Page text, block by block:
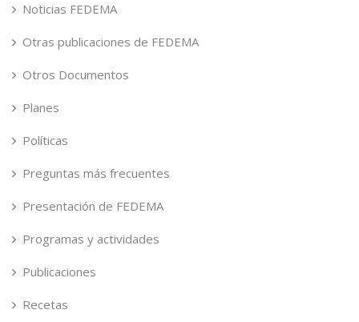
Noticias FEDEMA
Otras publicaciones de FEDEMA
Otros Documentos
Planes
Políticas
Preguntas más frecuentes
Presentación de FEDEMA
Programas y actividades
Publicaciones
Recetas